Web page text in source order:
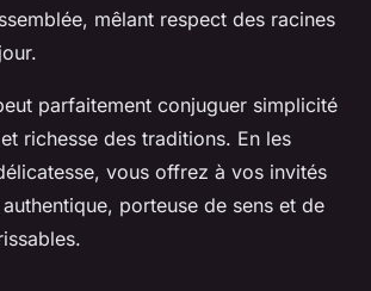
mêlant respect des racines
parfaitement conjuguer simplicité
richesse des traditions. En les
vous offrez à vos invités
porteuse de sens et de